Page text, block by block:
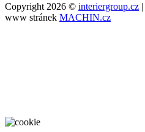
Copyright 2026 © interiergroup.cz |
www stránek MACHIN.cz